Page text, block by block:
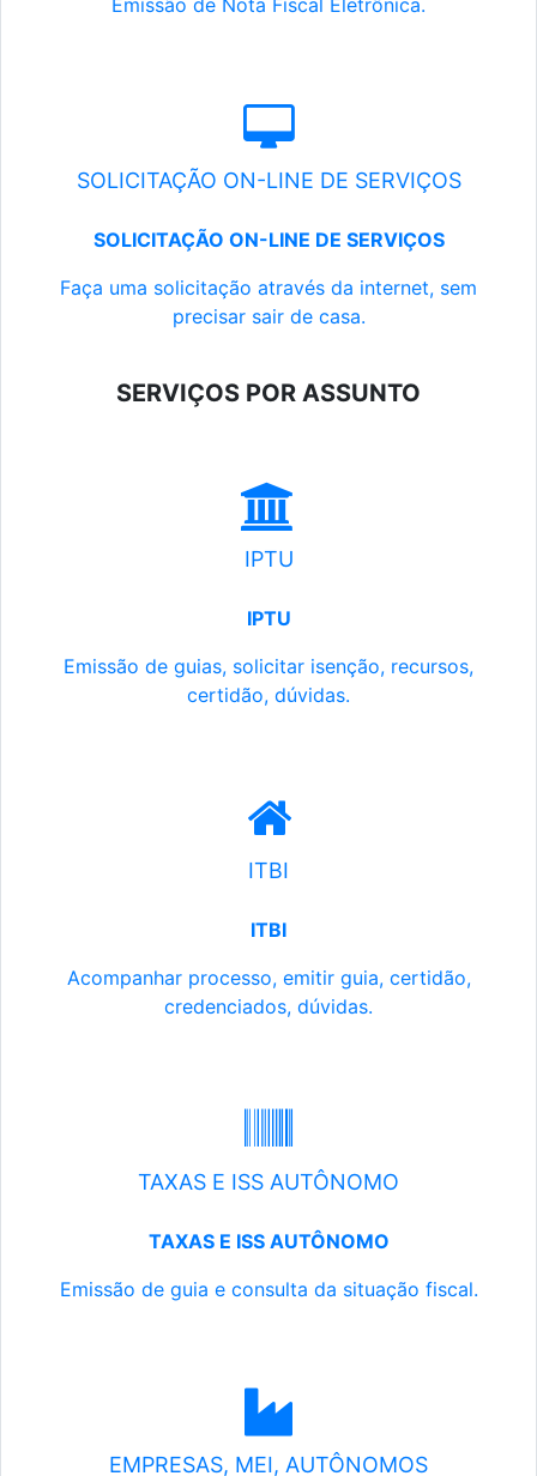
Emissão de Nota Fiscal Eletrônica.
SOLICITAÇÃO ON-LINE DE SERVIÇOS
SOLICITAÇÃO ON-LINE DE SERVIÇOS
Faça uma solicitação através da internet, sem
precisar sair de casa.
SERVIÇOS POR ASSUNTO
IPTU
IPTU
Emissão de guias, solicitar isenção, recursos,
certidão, dúvidas.
ITBI
ITBI
Acompanhar processo, emitir guia, certidão,
credenciados, dúvidas.
TAXAS E ISS AUTÔNOMO
TAXAS E ISS AUTÔNOMO
Emissão de guia e consulta da situação fiscal.
EMPRESAS, MEI, AUTÔNOMOS